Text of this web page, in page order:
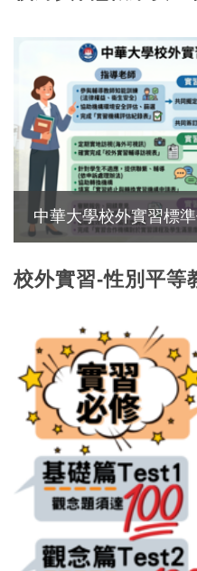
中華大學校外實習標
校外實習-性別平等